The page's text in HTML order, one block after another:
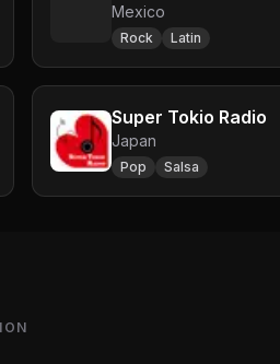
Mexico
Rock Latin
Super Tokio Radio
Japan
Pop Salsa